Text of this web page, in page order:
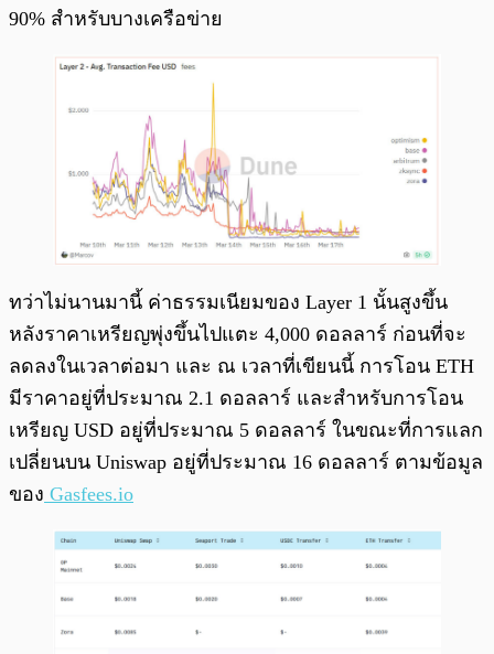
90% สำหรับบางเครือข่าย
ทว่าไม่นานมานี้ ค่าธรรมเนียมของ Layer 1 นั้นสูงขึ้น
หลังราคาเหรียญพุ่งขึ้นไปแตะ 4,000 ดอลลาร์ ก่อนที่จะ
ลดลงในเวลาต่อมา และ ณ เวลาที่เขียนนี้ การโอน ETH
มีราคาอยู่ที่ประมาณ 2.1 ดอลลาร์ และสำหรับการโอน
เหรียญ USD อยู่ที่ประมาณ 5 ดอลลาร์ ในขณะที่การแลก
เปลี่ยนบน Uniswap อยู่ที่ประมาณ 16 ดอลลาร์ ตามข้อมูล
ของ Gasfees.io